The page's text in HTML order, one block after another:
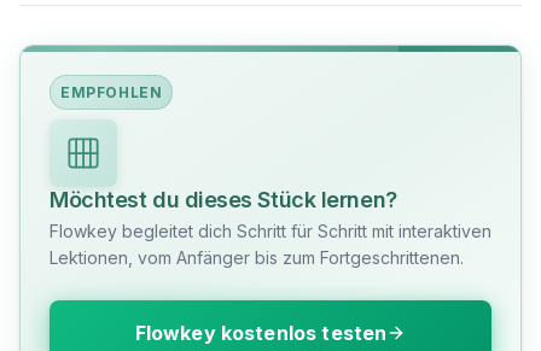
EMPFOHLEN
Möchtest du dieses Stück lernen?
Flowkey begleitet dich Schritt für Schritt mit interaktiven
Lektionen, vom Anfänger bis zum Fortgeschrittenen.
Flowkey kostenlos testen